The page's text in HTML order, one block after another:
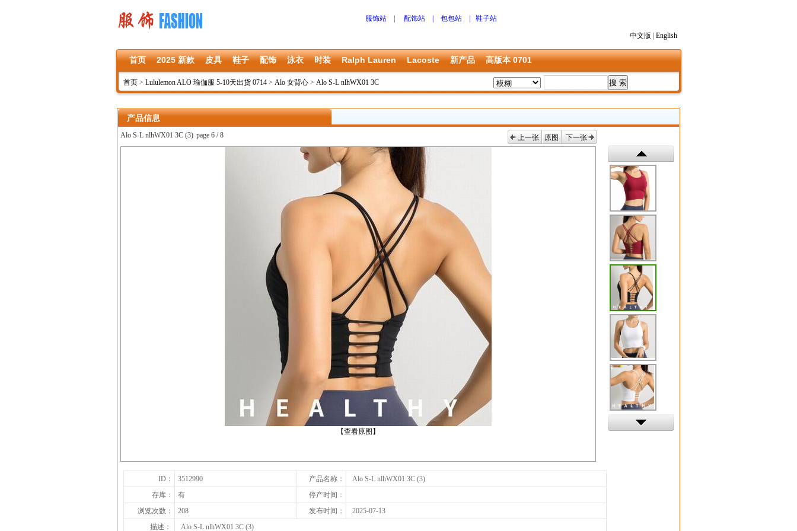
服饰站 配饰站 包包站 鞋子站
中文版 English
首页 2025 新款 皮具 鞋子 配饰 泳衣 时装 Ralph Lauren Lacoste 新产品 高版本 0701
首页 > Lululemon ALO 瑜伽服 5-10天出货 0714 > Alo 女背心 > Alo S-L nlhWX01 3C
产品信息
Alo S-L nlhWX01 3C (3) page 6 / 8 上一张 原图 下一张
【查看原图】
上一张
下一张
ID： 3512990 产品名称：
Alo S-L nlhWX01 3C (3)
存库：
有
停产时间：
浏览次数：
208 发布时间：
2025-07-13
描述：
Alo S-L nlhWX01 3C (3)